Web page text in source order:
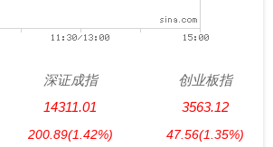
深证成指
14311.01
200.89(1.42%)
创业板指
3563.12
47.56(1.35%)